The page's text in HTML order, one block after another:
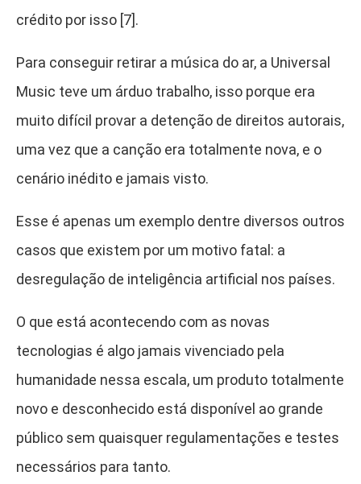
crédito por isso [7].
Para conseguir retirar a música do ar, a Universal
Music teve um árduo trabalho, isso porque era
muito difícil provar a detenção de direitos autorais,
uma vez que a canção era totalmente nova, e o
cenário inédito e jamais visto.
Esse é apenas um exemplo dentre diversos outros
casos que existem por um motivo fatal: a
desregulação de inteligência artificial nos países.
O que está acontecendo com as novas
tecnologias é algo jamais vivenciado pela
humanidade nessa escala, um produto totalmente
novo e desconhecido está disponível ao grande
público sem quaisquer regulamentações e testes
necessários para tanto.